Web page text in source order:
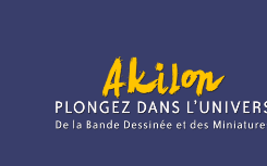
la
contenu